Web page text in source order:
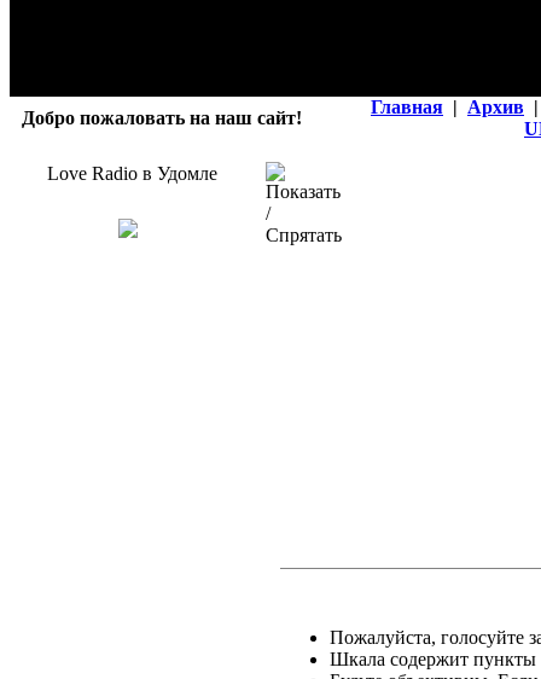
Добро пожаловать на наш сайт!
Главная | Архив |
Love Radio в Удомле
Пожалуйста, голосуйте
Шкала содержит пункты